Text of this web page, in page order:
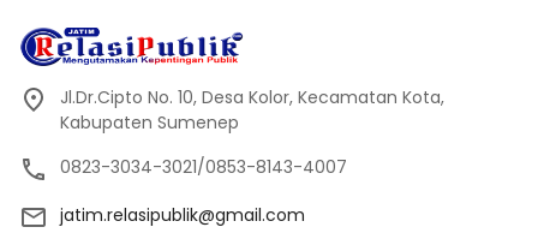
Jl.Dr.Cipto No. 10, Desa Kolor, Kecamatan Kota,
Kabupaten Sumenep
0823-3034-3021/0853-8143-4007
jatim.relasipublik@gmail.com